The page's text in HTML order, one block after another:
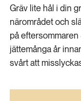
Gräv lite hål i din
närområdet och
på
jättemånga år
svårt att